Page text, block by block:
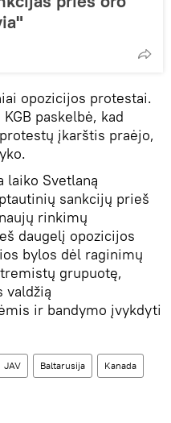
opozicijos protestai.
paskelbė, kad
įkarštis praėjo,
laiko Svetlaną
sankcijų prieš
rinkimų
daugelį opozicijos
bylos dėl raginimų
grupuotę,
valdžią
ir bandymo įvykdyti
JAV Baltarusija Kanada